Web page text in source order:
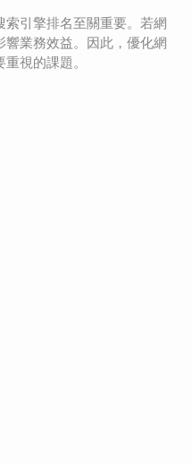
引擎排名至關重要。若網
業務效益。因此，優化網
視的課題。